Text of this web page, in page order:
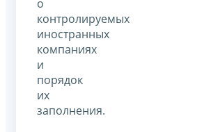
о
контролируемых
иностранных
компаниях
и
порядок
их
заполнения.